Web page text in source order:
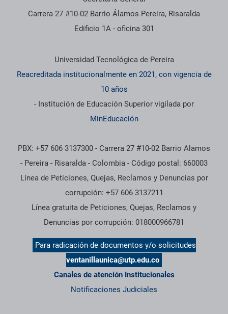
Carrera 27 #10-02 Barrio Álamos Pereira, Risaralda
Edificio 1A - oficina 301
Información institucional
Universidad Tecnológica de Pereira
Reacreditada institucionalmente en 2021, con vigencia de
10 años
- Institución de Educación Superior vigilada por
MinEducación
PBX: +57 606 3137300 - Carrera 27 #10-02 Barrio Alamos
- Pereira - Risaralda - Colombia - Código postal: 660003
Línea de Peticiones, Quejas, Reclamos y Denuncias por
corrupción: +57 606 3137211
Línea gratuita de Peticiones, Quejas, Reclamos y
Denuncias por corrupción: 018000966781
Para radicación de documentos y/o solicitudes
ventanillaunica@utp.edu.co
Canales de atención Institucionales
Notificaciones Judiciales